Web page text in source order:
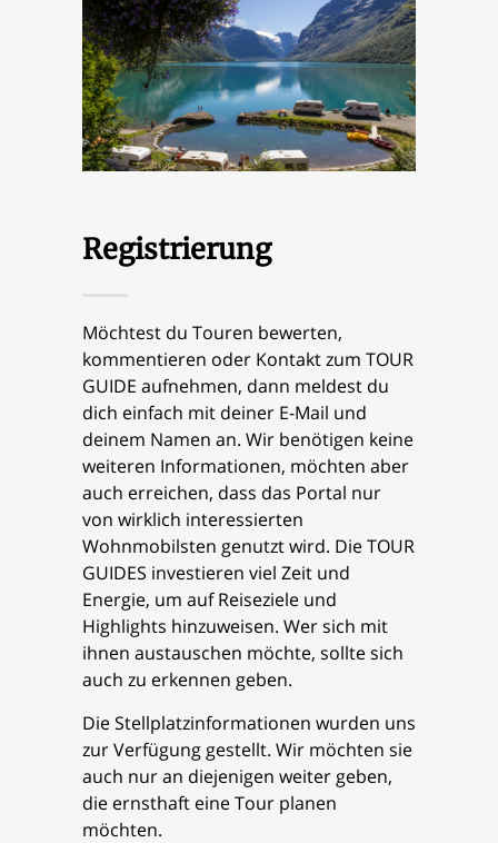
Registrierung
Möchtest du Touren bewerten,
kommentieren oder Kontakt zum TOUR
GUIDE aufnehmen, dann meldest du
dich einfach mit deiner E-Mail und
deinem Namen an. Wir benötigen keine
weiteren Informationen, möchten aber
auch erreichen, dass das Portal nur
von wirklich interessierten
Wohnmobilsten genutzt wird. Die TOUR
GUIDES investieren viel Zeit und
Energie, um auf Reiseziele und
Highlights hinzuweisen. Wer sich mit
ihnen austauschen möchte, sollte sich
auch zu erkennen geben.
Die Stellplatzinformationen wurden uns
zur Verfügung gestellt. Wir möchten sie
auch nur an diejenigen weiter geben,
die ernsthaft eine Tour planen
möchten.